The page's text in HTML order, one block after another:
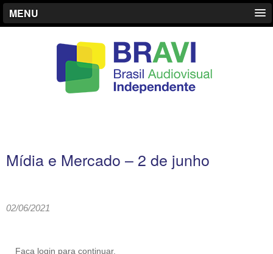
MENU
Mídia e Mercado – 2 de junho
02/06/2021
Faça login para continuar.